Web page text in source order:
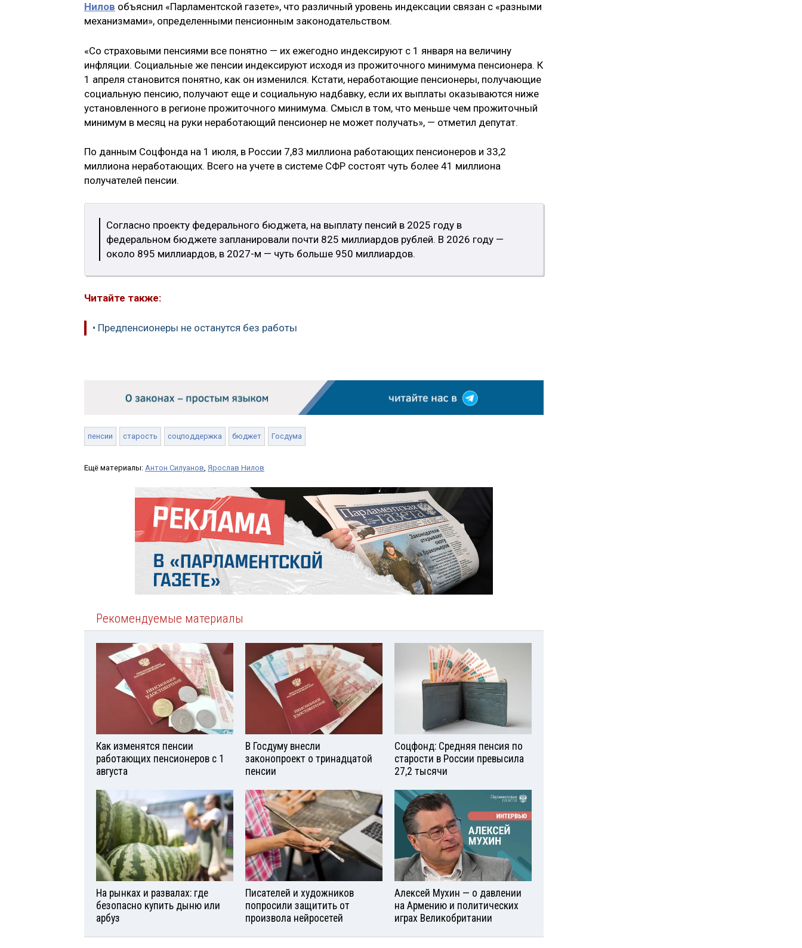
Нилов объяснил «Парламентской газете», что различный уровень индексации связан с «разными
механизмами», определенными пенсионным законодательством.
«Со страховыми пенсиями все понятно — их ежегодно индексируют с 1 января на величину
инфляции. Социальные же пенсии индексируют исходя из прожиточного минимума пенсионера. К
1 апреля становится понятно, как он изменился. Кстати, неработающие пенсионеры, получающие
социальную пенсию, получают еще и социальную надбавку, если их выплаты оказываются ниже
установленного в регионе прожиточного минимума. Смысл в том, что меньше чем прожиточный
минимум в месяц на руки неработающий пенсионер не может получать», — отметил депутат.
По данным Соцфонда на 1 июля, в России 7,83 миллиона работающих пенсионеров и 33,2
миллиона неработающих. Всего на учете в системе СФР состоят чуть более 41 миллиона
получателей пенсии.
Согласно проекту федерального бюджета, на выплату пенсий в 2025 году в
федеральном бюджете запланировали почти 825 миллиардов рублей. В 2026 году —
около 895 миллиардов, в 2027-м — чуть больше 950 миллиардов.
Читайте также:
• Предпенсионеры не останутся без работы
пенсии старость соцподдержка бюджет Госдума
Ещё материалы: Антон Силуанов, Ярослав Нилов
Рекомендуемые материалы
Как изменятся пенсии
работающих пенсионеров с 1
августа
В Госдуму внесли
законопроект о тринадцатой
пенсии
Соцфонд: Средняя пенсия по
старости в России превысила
27,2 тысячи
На рынках и развалах: где
безопасно купить дыню или
арбуз
Писателей и художников
попросили защитить от
произвола нейросетей
Алексей Мухин — о давлении
на Армению и политических
играх Великобритании